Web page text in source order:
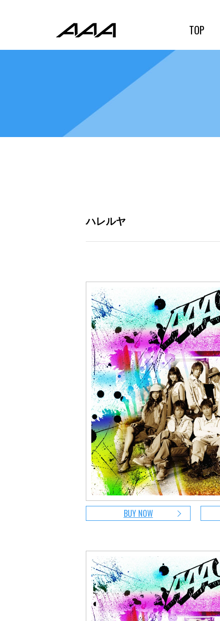
TOP
ハレルヤ
BUY NOW